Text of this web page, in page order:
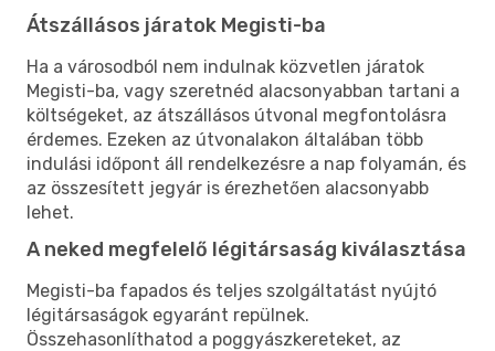
Átszállásos járatok Megisti-ba
Ha a városodból nem indulnak közvetlen járatok
Megisti-ba, vagy szeretnéd alacsonyabban tartani a
költségeket, az átszállásos útvonal megfontolásra
érdemes. Ezeken az útvonalakon általában több
indulási időpont áll rendelkezésre a nap folyamán, és
az összesített jegyár is érezhetően alacsonyabb
lehet.
A neked megfelelő légitársaság kiválasztása
Megisti-ba fapados és teljes szolgáltatást nyújtó
légitársaságok egyaránt repülnek.
Összehasonlíthatod a poggyászkereteket, az